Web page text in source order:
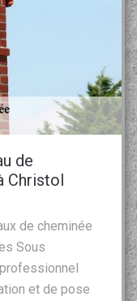
de
Christol
de cheminée
Sous
et de pose